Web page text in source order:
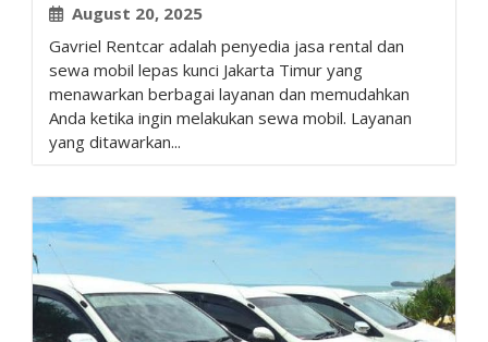
August 20, 2025
Gavriel Rentcar adalah penyedia jasa rental dan
sewa mobil lepas kunci Jakarta Timur yang
menawarkan berbagai layanan dan memudahkan
Anda ketika ingin melakukan sewa mobil. Layanan
yang ditawarkan...